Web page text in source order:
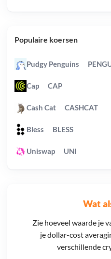
Wat
Zie hoeveel waarde je
je dollar-cost
verschillende
Populaire koersen
Pudgy Penguins
Cap CAP
Cash Cat CASHCAT
Bless BLESS
Uniswap UNI